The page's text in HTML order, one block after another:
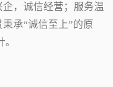
，诚信经营；服务温
承“诚信至上”的原